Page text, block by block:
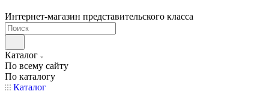
Интернет-магазин представительского класса
Каталог
По всему сайту
По каталогу
Каталог